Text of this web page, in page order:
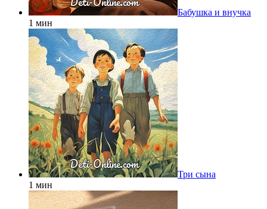
Бабушка и внучка
1 мин
Три сына
1 мин